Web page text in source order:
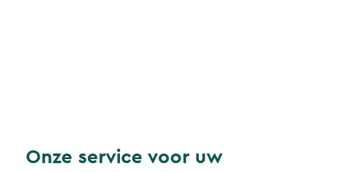
Onze service voor uw